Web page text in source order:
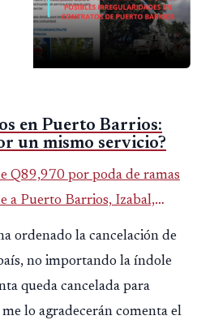
en Puerto Barrios:
un mismo servicio?
Q89,970 por poda de ramas
a Puerto Barrios, Izabal,
un contrato municipal que
ordenado la cancelación de
no importando la índole
queda cancelada para
lo agradecerán comenta el